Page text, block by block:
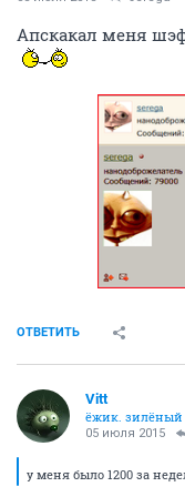
Апскакал меня
ОТВЕТИТЬ
Vitt
ёжик.
05 июля 2015
у меня было 1200 за